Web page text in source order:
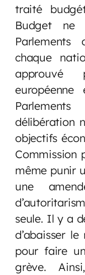
traité
Budget ne
chaque
approuvé
délibération
objectifs
Commission
même punir
une
seule. Il y a
d’abaisser
pour faire
grève.